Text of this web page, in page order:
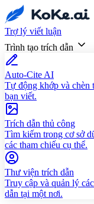
Trợ lý viết luận
Trình tạo trích dẫn
Auto-Cite AI
Tự động khớp và chèn
bạn viết.
Trích dẫn thủ công
Tìm kiếm trong cơ sở
các tham chiếu cụ thể.
Thư viện trích dẫn
Truy cập và quản lý
dẫn tại một nơi.